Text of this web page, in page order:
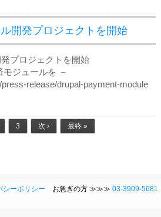
開発プロジェクトを開始
プロジェクトを開始
モジュールを －
release/drupal-payment-module
3 次 › 最終 »
シーポリシー お急ぎの方 ≫≫≫ 03-3909-5681